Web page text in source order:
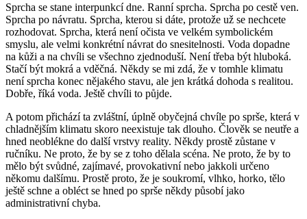
Sprcha se stane interpunkcí dne. Ranní sprcha. Sprcha po cestě ven.
Sprcha po návratu. Sprcha, kterou si dáte, protože už se nechcete
rozhodovat. Sprcha, která není očista ve velkém symbolickém
smyslu, ale velmi konkrétní návrat do snesitelnosti. Voda dopadne
na kůži a na chvíli se všechno zjednoduší. Není třeba být hluboká.
Stačí být mokrá a vděčná. Někdy se mi zdá, že v tomhle klimatu
není sprcha konec nějakého stavu, ale jen krátká dohoda s realitou.
Dobře, říká voda. Ještě chvíli to půjde.
A potom přichází ta zvláštní, úplně obyčejná chvíle po sprše, která v
chladnějším klimatu skoro neexistuje tak dlouho. Člověk se neutře a
hned neoblékne do další vrstvy reality. Někdy prostě zůstane v
ručníku. Ne proto, že by se z toho dělala scéna. Ne proto, že by to
mělo být svůdné, zajímavé, provokativní nebo jakkoli určeno
někomu dalšímu. Prostě proto, že je soukromí, vlhko, horko, tělo
ještě schne a obléct se hned po sprše někdy působí jako
administrativní chyba.